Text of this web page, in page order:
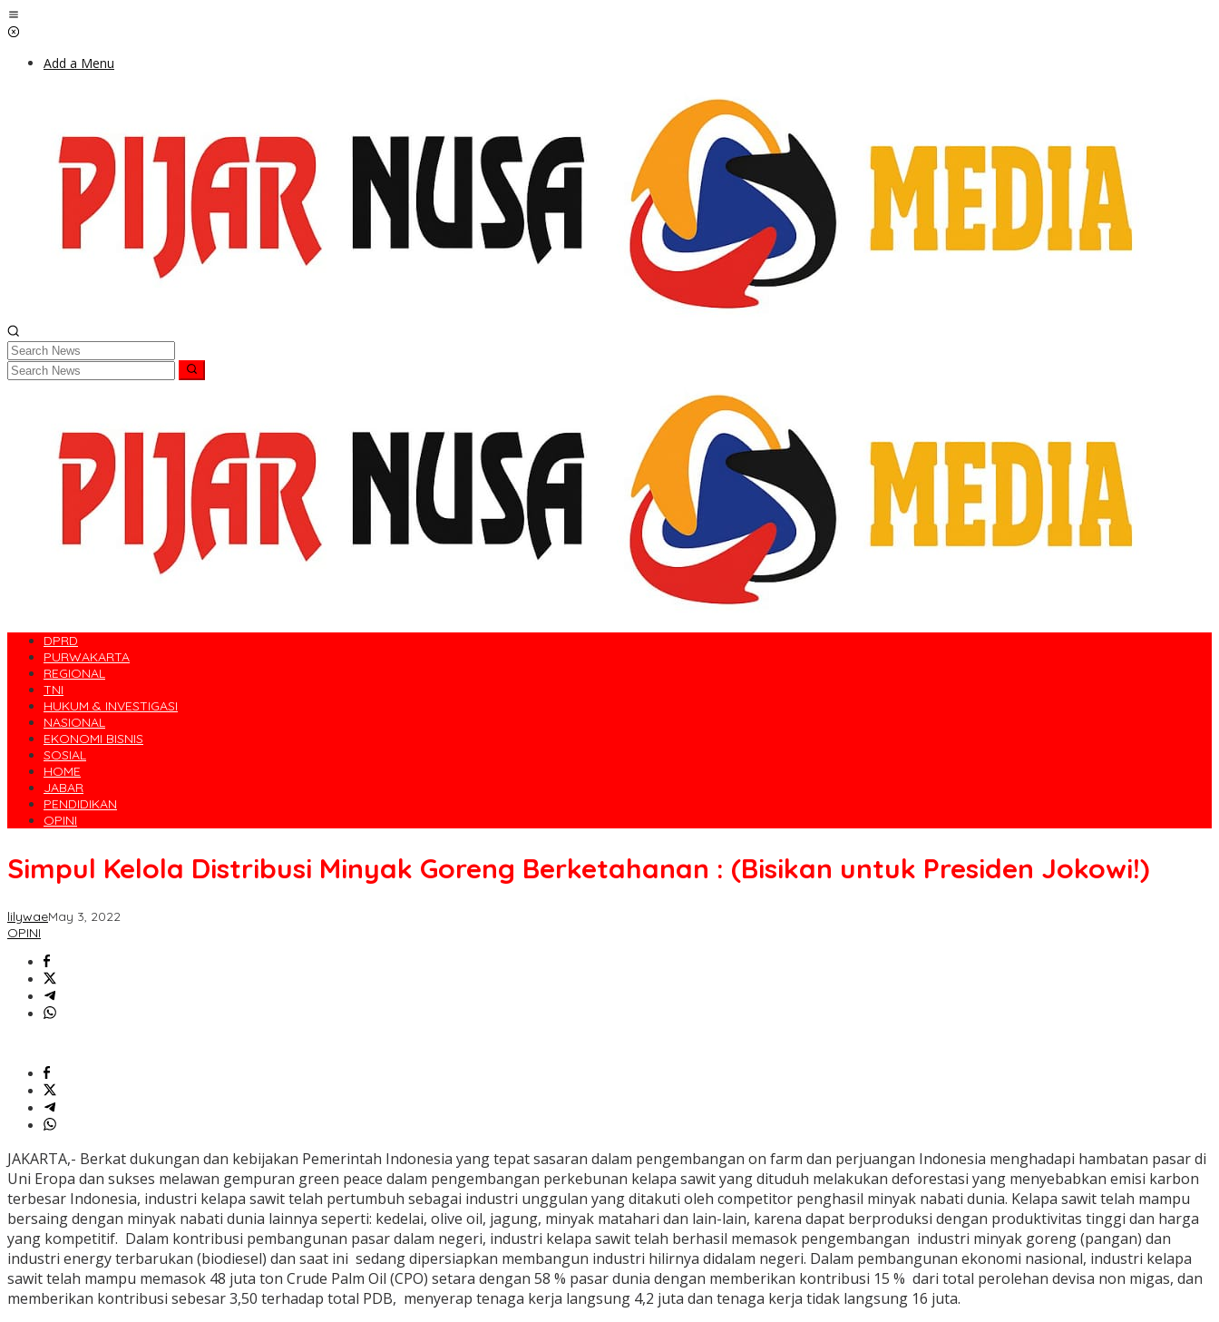
Skip
to
Add a Menu
DPRD
PURWAKARTA
REGIONAL
TNI
HUKUM & INVESTIGASI
NASIONAL
EKONOMI BISNIS
SOSIAL
HOME
JABAR
PENDIDIKAN
OPINI
Simpul Kelola Distribusi Minyak Goreng Berketahanan : (Bisikan untuk Presiden Jokowi!)
lilywaeMay 3, 2022
OPINI
JAKARTA,- Berkat dukungan dan kebijakan Pemerintah Indonesia yang tepat sasaran dalam pengembangan on farm dan perjuangan Indonesia menghadapi hambatan pasar di
Uni Eropa dan sukses melawan gempuran green peace dalam pengembangan perkebunan kelapa sawit yang dituduh melakukan deforestasi yang menyebabkan emisi karbon
terbesar Indonesia, industri kelapa sawit telah pertumbuh sebagai industri unggulan yang ditakuti oleh competitor penghasil minyak nabati dunia. Kelapa sawit telah mampu
bersaing dengan minyak nabati dunia lainnya seperti: kedelai, olive oil, jagung, minyak matahari dan lain-lain, karena dapat berproduksi dengan produktivitas tinggi dan harga
yang kompetitif. Dalam kontribusi pembangunan pasar dalam negeri, industri kelapa sawit telah berhasil memasok pengembangan industri minyak goreng (pangan) dan
industri energy terbarukan (biodiesel) dan saat ini sedang dipersiapkan membangun industri hilirnya didalam negeri. Dalam pembangunan ekonomi nasional, industri kelapa
sawit telah mampu memasok 48 juta ton Crude Palm Oil (CPO) setara dengan 58 % pasar dunia dengan memberikan kontribusi 15 % dari total perolehan devisa non migas, dan
memberikan kontribusi sebesar 3,50 terhadap total PDB, menyerap tenaga kerja langsung 4,2 juta dan tenaga kerja tidak langsung 16 juta.